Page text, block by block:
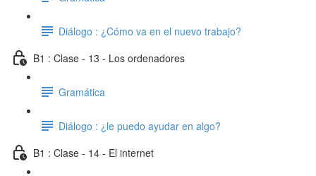
Diálogo : ¿Cómo va en el nuevo trabajo?
B1 : Clase - 13 - Los ordenadores
Gramática
Diálogo : ¿le puedo ayudar en algo?
B1 : Clase - 14 - El internet